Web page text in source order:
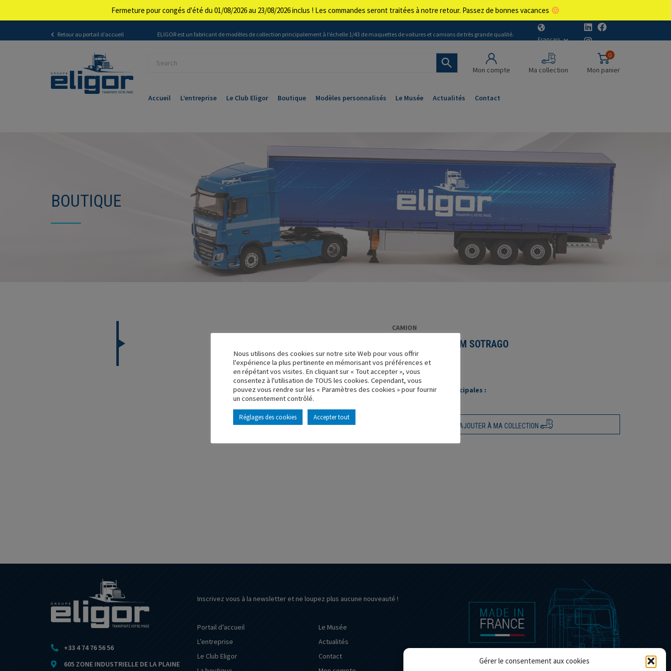
Gérer le consentement aux cookies
Retour au portail d’accueil ELIGOR est un fabricant de modèles de collection principalement à l’échelle 1/43 de maquettes de voitures et camions de très grande qualité.
Français
Mon compte Ma collection
0
Mon panier
Accueil L’entreprise Le Club Eligor Boutique Modèles personnalisés Le Musée Actualités Contact
BOUTIQUE
CAMION
RENAULT R350 BM SOTRAGO
Réf. : 110250
Rupture de stock
Caractéristique principales :
AJOUTER À MA COLLECTION
+33 4 74 76 56 56
605 ZONE INDUSTRIELLE DE LA PLAINE
Inscrivez vous à la newsletter et ne loupez plus aucune nouveauté !
Portail d’accueil
L’entreprise
Le Club Eligor
Le Musée
Actualités
Contact
Nous utilisons des cookies sur notre site Web pour vous offrir
l'expérience la plus pertinente en mémorisant vos préférences et
en répétant vos visites. En cliquant sur « Tout accepter », vous
consentez à l'utilisation de TOUS les cookies. Cependant, vous
pouvez vous rendre sur les « Paramètres des cookies » pour fournir
un consentement contrôlé.
Réglages des cookies Accepter tout
Fermeture pour congés d'été du 01/08/2026 au 23/08/2026 inclus ! Les commandes seront traitées à notre retour. Passez de bonnes vacances